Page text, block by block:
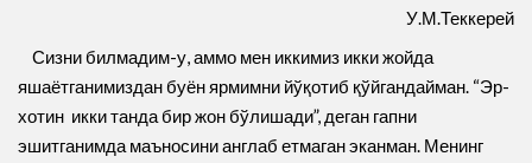
У.М.Теккерей
Сизни билмадим-у, аммо мен иккимиз икки жойда
яшаётганимиздан буён ярмимни йўқотиб қўйгандайман. “Эр-
хотин икки танда бир жон бўлишади”, деган гапни
эшитганимда маъносини англаб етмаган эканман. Менинг